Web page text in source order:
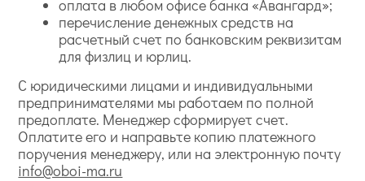
оплата в любом офисе банка «Авангард»;
перечисление денежных средств на
расчетный счет по банковским реквизитам
для физлиц и юрлиц.
С юридическими лицами и индивидуальными
предпринимателями мы работаем по полной
предоплате. Менеджер сформирует счет.
Оплатите его и направьте копию платежного
поручения менеджеру, или на электронную почту
info@oboi-ma.ru